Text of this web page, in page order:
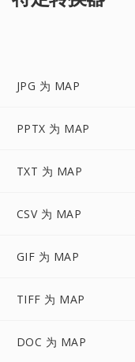
JPG 为 MAP
PPTX 为 MAP
TXT 为 MAP
CSV 为 MAP
GIF 为 MAP
TIFF 为 MAP
DOC 为 MAP